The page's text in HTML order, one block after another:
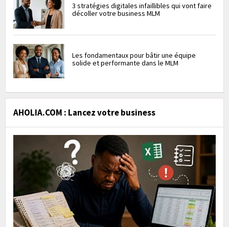
3 stratégies digitales infaillibles qui vont faire
décoller votre business MLM
Les fondamentaux pour bâtir une équipe
solide et performante dans le MLM
AHOLIA.COM : Lancez votre business